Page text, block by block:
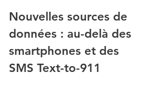
Nouvelles sources de
données : au-delà des
smartphones et des
SMS Text-to-911